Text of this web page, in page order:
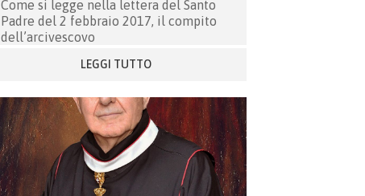
Come si legge nella lettera del Santo
Padre del 2 febbraio 2017, il compito
dell’arcivescovo
LEGGI TUTTO